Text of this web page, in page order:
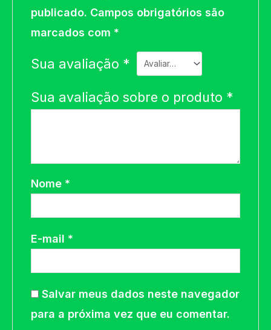
publicado. Campos obrigatórios são
marcados com *
Sua avaliação *
Sua avaliação sobre o produto *
Nome *
E-mail *
Salvar meus dados neste navegador
para a próxima vez que eu comentar.